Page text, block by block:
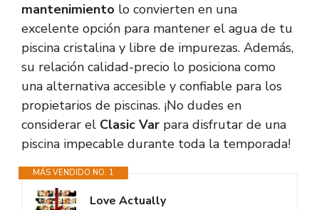
mantenimiento lo convierten en una
excelente opción para mantener el agua de tu
piscina cristalina y libre de impurezas. Además,
su relación calidad-precio lo posiciona como
una alternativa accesible y confiable para los
propietarios de piscinas. ¡No dudes en
considerar el Clasic Var para disfrutar de una
piscina impecable durante toda la temporada!
MÁS VENDIDO NO. 1
Love Actually